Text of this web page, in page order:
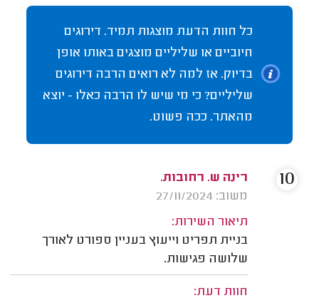
כל חוות הדעת מוצגות תמיד. דירוגים
חיוביים או שליליים מוצגים באותו אופן
בדיוק. אז למה לא רואים הרבה דירוגים
שליליים? כי מי שיש לו הרבה כאלו - יוצא
מהאתר. ככה פשוט.
רינה ש. רחובות.
משוב: 27/11/2024
תיאור השירות:
בניית תפריט וייעוץ בעניין ספורט לאורך
שלושה פגישות.
חוות דעת:
10